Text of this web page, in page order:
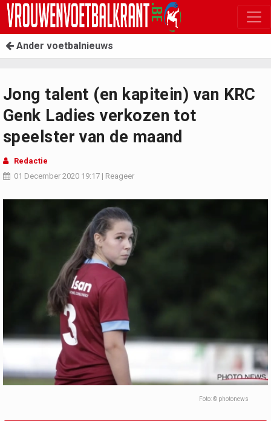
Ander voetbalnieuws
Jong talent (en kapitein) van KRC
Genk Ladies verkozen tot
speelster van de maand
Redactie
01 December 2020 19:17 | Reageer
Foto: © photonews